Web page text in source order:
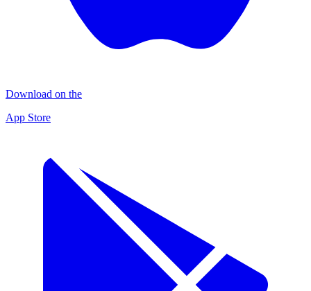
Download on the
App Store